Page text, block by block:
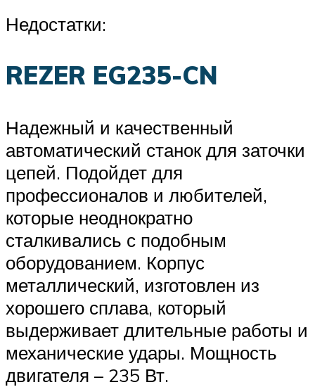
Недостатки:
REZER EG235-CN
Надежный и качественный
автоматический станок для заточки
цепей. Подойдет для
профессионалов и любителей,
которые неоднократно
сталкивались с подобным
оборудованием. Корпус
металлический, изготовлен из
хорошего сплава, который
выдерживает длительные работы и
механические удары. Мощность
двигателя – 235 Вт.